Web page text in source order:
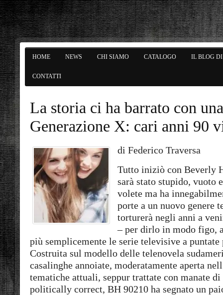
HOME NEWS CHI SIAMO CATALOGO IL BLOG
CONTATTI
La storia ci ha barrato con
Generazione X: cari anni 90
di Federico Traversa
Tutto iniziò con Beverly
sarà stato stupido, vuoto
volete ma ha
porte a un nuovo genere
torturerà negli anni a
– per dirlo in modo figo,
più semplicemente le serie televisive a puntate
Costruita sul modello delle telenovela
casalinghe annoiate, moderatamente aperta
tematiche attuali, seppur trattate con manate
politically correct, BH 90210 ha segnato un